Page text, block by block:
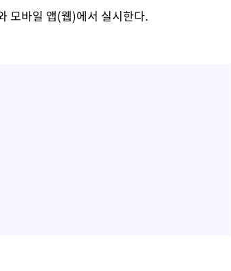
모바일 앱(웹)에서 실시한다.